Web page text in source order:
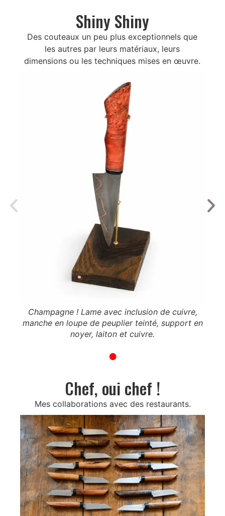
Shiny Shiny
Des couteaux un peu plus exceptionnels que
les autres par leurs matériaux, leurs
dimensions ou les techniques mises en œuvre.
Champagne ! Lame avec inclusion de cuivre,
manche en loupe de peuplier teinté, support en
noyer, laiton et cuivre.
●
Chef, oui chef !
Mes collaborations avec des restaurants.